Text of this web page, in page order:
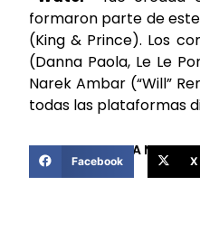
formaron parte de este
(King & Prince). Los
(Danna Paola, Le Le
Narek Ambar (“Will”
todas las plataformas
COMPARTIR ESTA NOTICIA
Facebook X